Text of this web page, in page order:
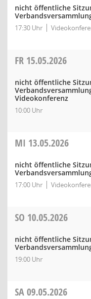
nicht öffentliche
17:30 Uhr
FR 15.05.2026
nicht öffentliche
Videokonferenz
10:00 Uhr
MI 13.05.2026
nicht öffentliche
17:00 Uhr
SO 10.05.2026
nicht öffentliche
19:00 Uhr
SA09.05.2026